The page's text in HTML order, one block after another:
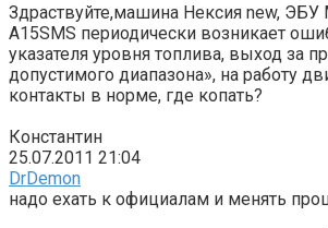
Здраствуйте,машина Нексия new, ЭБУ
A15SMS периодически возникает
указателя уровня топлива, выход за
допустимого диапазона», на работу
контакты в норме, где копать?
Константин
25.07.2011 21:04
DrDemon
надо ехать к официалам и менять